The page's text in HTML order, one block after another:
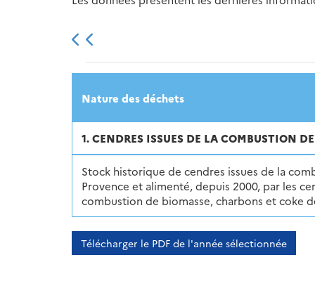
2013 2014 2015
Nature des déchets
1. CENDRES ISSUES DE LA COMBUSTION
Stock historique de cendres issues de la
Provence et alimenté, depuis 2000, par les
combustion de biomasse, charbons et coke
Télécharger le PDF de l'année sélectionnée